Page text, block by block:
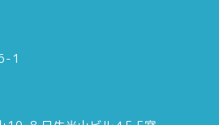
1